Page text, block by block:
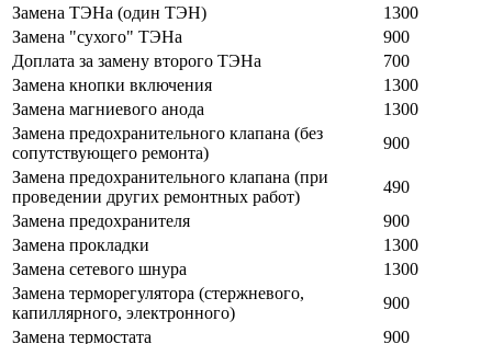
Замена ТЭНа (один ТЭН)
1300
Замена "сухого" ТЭНа
900
Доплата за замену второго ТЭНа
700
Замена кнопки включения
1300
Замена магниевого анода
1300
Замена предохранительного клапана (без
сопутствующего ремонта)
900
Замена предохранительного клапана (при
проведении других ремонтных работ)
490
Замена предохранителя
900
Замена прокладки
1300
Замена сетевого шнура
1300
Замена терморегулятора (стержневого,
капиллярного, электронного)
900
Замена термостата
900